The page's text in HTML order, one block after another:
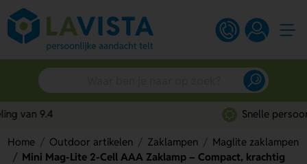
Snelle persoonlijke service
Home Outdoor artikelen Zaklampen
Maglite zaklampen
Mini Mag-Lite 2-Cell AAA Zaklamp – Compact, krachtig